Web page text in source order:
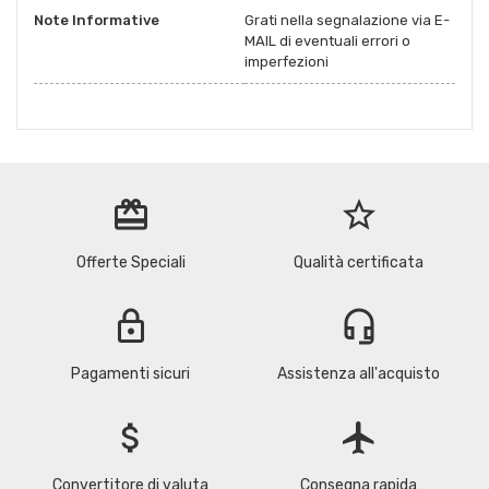
Note Informative
Grati nella segnalazione via E-
MAIL di eventuali errori o
imperfezioni
redeem
Offerte Speciali
star_border
Qualità certificata
lock
Pagamenti sicuri
headset_mic
Assistenza all'acquisto
attach_money
Convertitore di valuta
flight
Consegna rapida